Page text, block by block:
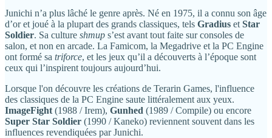
Junichi n’a plus lâché le genre après. Né en 1975, il a connu son âge
d’or et joué à la plupart des grands classiques, tels Gradius et Star
Soldier. Sa culture shmup s’est avant tout faite sur consoles de
salon, et non en arcade. La Famicom, la Megadrive et la PC Engine
ont formé sa triforce, et les jeux qu’il a découverts à l’époque sont
ceux qui l’inspirent toujours aujourd’hui.
Lorsque l'on découvre les créations de Terarin Games, l'influence
des classiques de la PC Engine saute littéralement aux yeux.
ImageFight (1988 / Irem), Gunhed (1989 / Compile) ou encore
Super Star Soldier (1990 / Kaneko) reviennent souvent dans les
influences revendiquées par Junichi.